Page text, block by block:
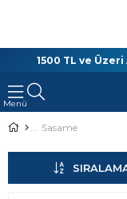
1500 TL ve
Sasame